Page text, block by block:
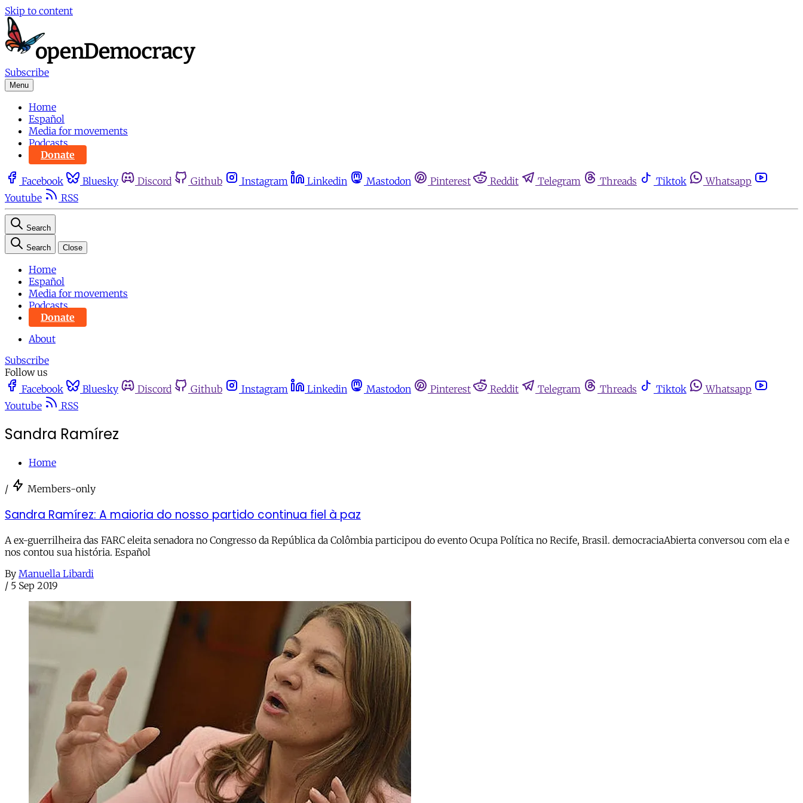
Skip to content
Subscribe
Menu
Home
Español
Media for movements
Podcasts
Donate
Facebook Bluesky Discord Github Instagram Linkedin Mastodon Pinterest Reddit Telegram Threads Tiktok
Whatsapp
Youtube
RSS
Search
Search Close
Home
Español
Media for movements
Podcasts
Donate
About
Subscribe
Follow us
Facebook
Bluesky Discord Github Instagram Linkedin Mastodon Pinterest Reddit Telegram Threads Tiktok
Whatsapp
Youtube
RSS
Sandra Ramírez
Home
/ Members-only
Sandra Ramírez: A maioria do nosso partido continua fiel à paz
A ex-guerrilheira das FARC eleita senadora no Congresso da República da Colômbia participou do evento Ocupa Política no Recife, Brasil. democraciaAbierta conversou com ela e
nos contou sua história. Español
By Manuella Libardi
/ 5 Sep 2019